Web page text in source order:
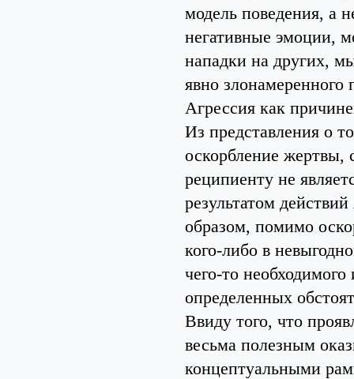
модель поведения, а
негативные эмоции,
нападки на других,
явно
Агрессия как
Из представления о
оскорбление жертвы,
реципиенту не
результатом
образом, помимо
кого-либо в
чего-то
определенных
Ввиду того, что
весьма полезным
концептуальными